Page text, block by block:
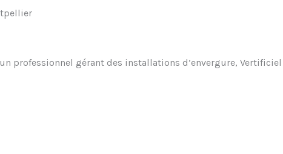
professionnel gérant des installations d’envergure,